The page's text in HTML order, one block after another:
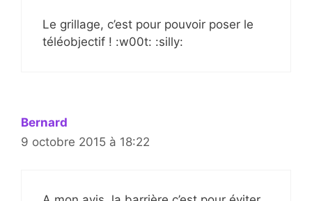
Le grillage, c’est pour pouvoir poser le
téléobjectif ! :w00t: :silly:
Bernard
9 octobre 2015 à 18:22